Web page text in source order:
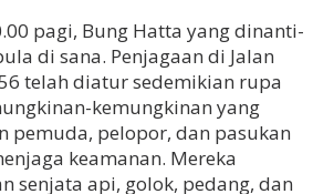
pagi, Bung Hatta yang dinanti-
di sana. Penjagaan di Jalan
telah diatur sedemikian rupa
kemungkinan yang
pemuda, pelopor, dan pasukan
keamanan. Mereka
senjata api, golok, pedang, dan